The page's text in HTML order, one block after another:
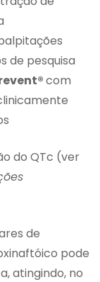
de pesquisa
com
do QTc (ver
de
pode
atingindo, no